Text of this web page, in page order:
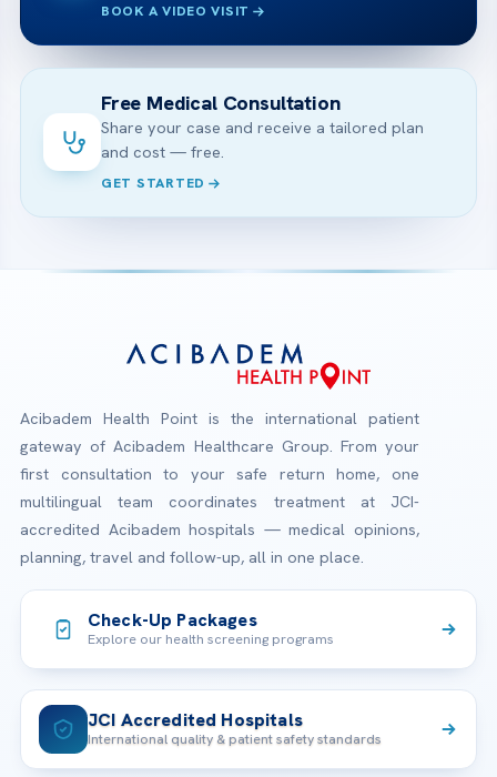
BOOK A VIDEO VISIT
Free Medical Consultation
Share your case and receive a tailored plan
and cost — free.
GET STARTED
Acibadem Health Point is the international patient
gateway of Acibadem Healthcare Group. From your
first consultation to your safe return home, one
multilingual team coordinates treatment at JCI-
accredited Acibadem hospitals — medical opinions,
planning, travel and follow-up, all in one place.
Check-Up Packages
Explore our health screening programs
JCI Accredited Hospitals
International quality & patient safety standards